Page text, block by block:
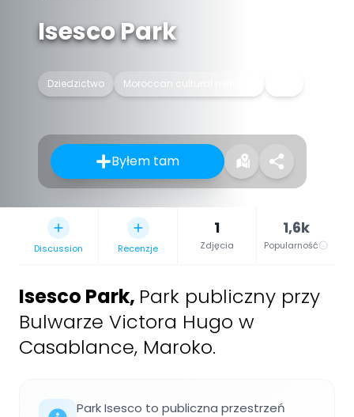
Isesco Park
Dziedzictwo Moroccan cultural heritage
Byłem tam
Discussion Recenzje
1
Zdjęcia
1,6k
Popularność
Isesco Park, Park publiczny przy
Bulwarze Victora Hugo w
Casablance, Maroko.
Park Isesco to publiczna przestrzeń